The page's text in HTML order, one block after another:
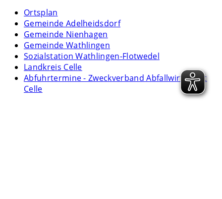
Ortsplan
Gemeinde Adelheidsdorf
Gemeinde Nienhagen
Gemeinde Wathlingen
Sozialstation Wathlingen-Flotwedel
Landkreis Celle
Abfuhrtermine - Zweckverband Abfallwirtschaft
Celle